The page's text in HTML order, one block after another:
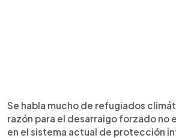
Se habla mucho de refugiados
razón para el desarraigo forzado no
en el sistema actual de protección